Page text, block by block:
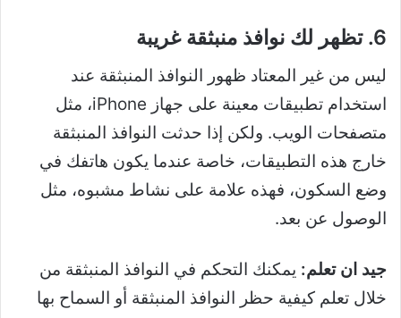
6. تظهر لك نوافذ منبثقة غريبة
ليس من غير المعتاد ظهور النوافذ المنبثقة عند
استخدام تطبيقات معينة على جهاز iPhone، مثل
متصفحات الويب. ولكن إذا حدثت النوافذ المنبثقة
خارج هذه التطبيقات، خاصة عندما يكون هاتفك في
وضع السكون، فهذه علامة على نشاط مشبوه، مثل
الوصول عن بعد.
جيد ان تعلم: يمكنك التحكم في النوافذ المنبثقة من
خلال تعلم كيفية حظر النوافذ المنبثقة أو السماح بها